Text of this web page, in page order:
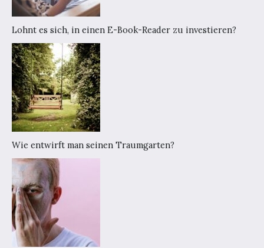
Lohnt es sich, in einen E-Book-Reader zu investieren?
Wie entwirft man seinen Traumgarten?